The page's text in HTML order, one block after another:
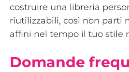
costruire una libreria
riutilizzabili, così non parti
affini nel tempo il tuo stile
Domande